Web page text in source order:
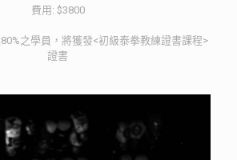
費用: $3800
之學員，將獲發<初級泰拳教練證書課程>
證書